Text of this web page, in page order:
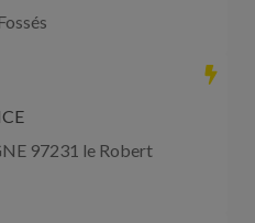
97231 le Robert